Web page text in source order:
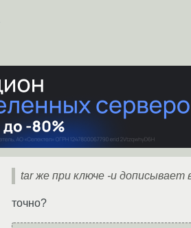
tar же при ключе -u дописывает
точно?